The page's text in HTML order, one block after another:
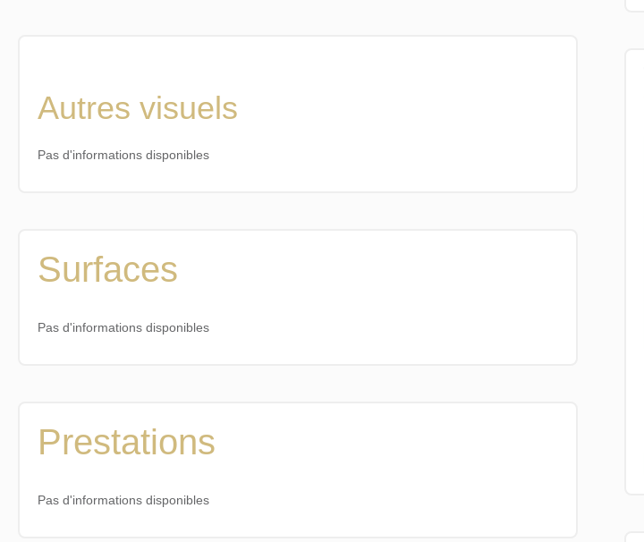
Autres visuels
Pas d'informations disponibles
Surfaces
Pas d'informations disponibles
Prestations
Pas d'informations disponibles